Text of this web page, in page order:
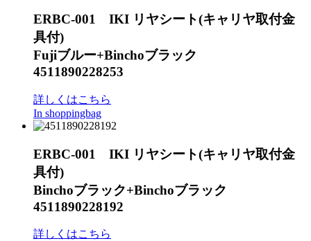
ERBC-001 IKI リヤシート(キャリヤ取付金
具付)
Fujiブルー+Binchoブラック
4511890228253
詳しくはこちら
In shoppingbag
ERBC-001 IKI リヤシート(キャリヤ取付金
具付)
Binchoブラック+Binchoブラック
4511890228192
詳しくはこちら